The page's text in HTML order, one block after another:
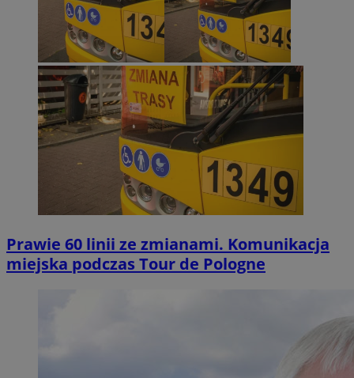
Prawie 60 linii ze zmianami. Komunikacja
miejska podczas Tour de Pologne